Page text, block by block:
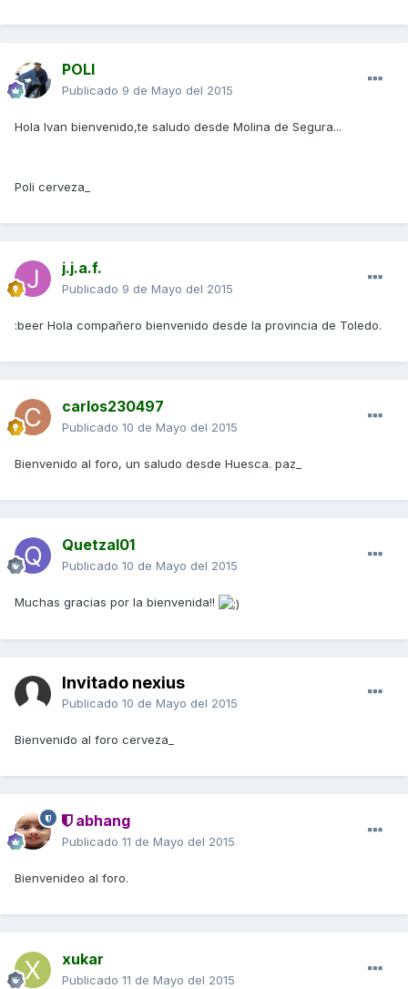
POLI
Publicado 9 de Mayo del 2015
Hola Ivan bienvenido,te saludo desde Molina de Segura...
Poli cerveza_
j.j.a.f.
Publicado 9 de Mayo del 2015
:beer Hola compañero bienvenido desde la provincia de Toledo.
carlos230497
Publicado 10 de Mayo del 2015
Bienvenido al foro, un saludo desde Huesca. paz_
Quetzal01
Publicado 10 de Mayo del 2015
Muchas gracias por la bienvenida!!
Invitado nexius
Publicado 10 de Mayo del 2015
Bienvenido al foro cerveza_
abhang
Publicado 11 de Mayo del 2015
Bienvenideo al foro.
xukar
Publicado 11 de Mayo del 2015